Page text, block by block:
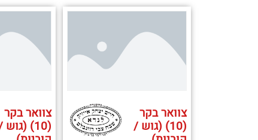
צוואר בקר
(10) (גוש /
צוואר בקר
(10)